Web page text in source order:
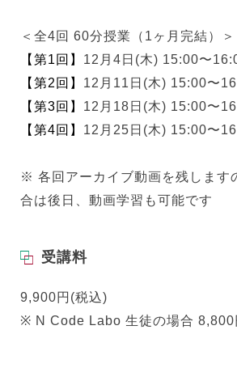
＜全4回 60分授業（1ヶ月完結）＞
【第1回】 12月4日(木) 15:00〜
【第2回】 12月11日(木) 15:00〜
【第3回】 12月18日(木) 15:00〜
【第4回】 12月25日(木) 15:00〜
※ 各回アーカイブ動画を残します
合は後日、動画学習も可能です
受講料
9,900円(税込)
※ N Code Labo 生徒の場合 8,800